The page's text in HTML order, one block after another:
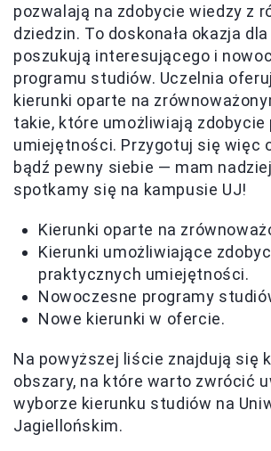
pozwalają na zdobycie wiedzy z
dziedzin. To doskonała okazja
poszukują interesującego i
programu studiów. Uczelnia
kierunki oparte na
takie, które umożliwiają
umiejętności. Przygotuj się więc
bądź pewny siebie — mam
spotkamy się na kampusie UJ!
Kierunki oparte na
Kierunki umożliwiające
praktycznych umiejętności.
Nowoczesne programy
Nowe kierunki w ofercie.
Na powyższej liście znajdują się
obszary, na które warto zwrócić
wyborze kierunku studiów na
Jagiellońskim.